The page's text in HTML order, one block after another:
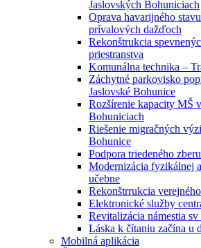
Jaslovských Bohuniciach
Oprava havarijného
prívalových dažďoch
Rekonštrukcia
priestranstva
Komunálna technika –
Záchytné parkovisko
Jaslovské Bohunice
Rozšírenie kapacity MŠ
Bohuniciach
Riešenie migračných
Bohunice
Podpora triedeného
Modernizácia fyzikálnej
učebne
Rekonštrrukcia
Elektronické služby
Revitalizácia námestia
Láska k čítaniu začína u
Mobilná aplikácia